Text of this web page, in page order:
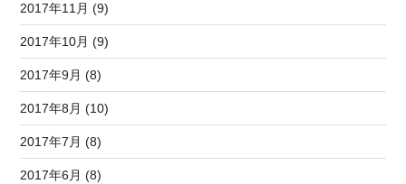
2017年11月 (9)
2017年10月 (9)
2017年9月 (8)
2017年8月 (10)
2017年7月 (8)
2017年6月 (8)